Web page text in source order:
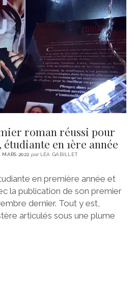
roman réussi pour
en 1ère année
2022 parLÉA GABILLET
en première année et
la publication de son premier
dernier. Tout y est,
articulés sous une plume